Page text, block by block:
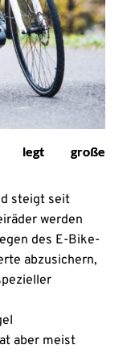
legt große
steigt seit
werden
des E-Bike-
abzusichern,
aber meist